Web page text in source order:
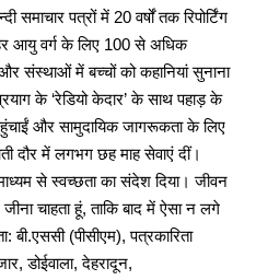
पत्रों में 20 वर्षों तक रिपोर्टिंग
आयु वर्ग के लिए 100 से अधिक
संस्थाओं में बच्चों को कहानियां सुनाना
के ‘रेडियो केदार’ के साथ पहाड़ के
और सामुदायिक जागरूकता के लिए
दौर में लगभग छह माह सेवाएं दीं।
से स्वच्छता का संदेश दिया। जीवन
चाहता हूं, ताकि बाद में ऐसा न लगे
बी.एससी (पीसीएम), पत्रकारिता
डोईवाला, देहरादून,